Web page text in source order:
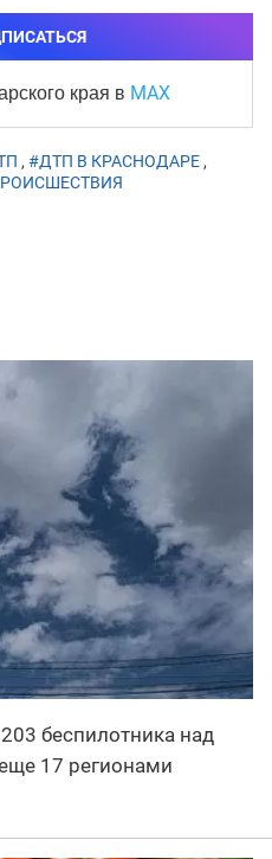
края в MAX
, #ДТП В КРАСНОДАРЕ ,
беспилотника над
17 регионами